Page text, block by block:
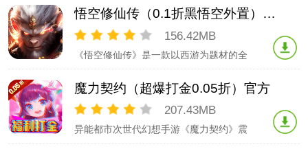
有九片文化迥异大陆的新世界，在这里将
与多文明的人物碰撞；每个选择，将影响
这场冒险之旅的结局；而最终打败众神，
终归属。【组队！胜负
悟空修仙传（0.1折黑悟空外置）最新
156.42MB
《悟空修仙传》是一款以西游为题材的全
章，玩家将邂逅斗神妖角色，共同开启全
新的降妖除魔、大显神通旅程。玩家不仅
可以展开各种精彩的冒险，还可以通过不
富的任务、地图和剧情，
魔力契约（超爆打金0.05折）官方
207.43MB
异能都市次世代幻想手游《魔力契约》震